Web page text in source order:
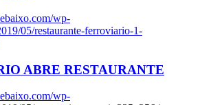
wp-
05/restaurante-ferroviario-1-
ABRE RESTAURANTE
wp-